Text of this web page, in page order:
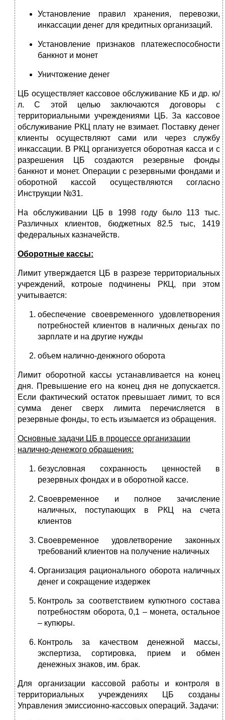
Установление правил хранения, перевозки,
инкассации денег для кредитных организаций.
Установление признаков платежеспособности
банкнот и монет
Уничтожение денег
ЦБ осуществляет кассовое обслуживание КБ и др. ю/
л. С этой целью заключаются договоры с
территориальными учреждениями ЦБ. За кассовое
обслуживание РКЦ плату не взимает. Поставку денег
клиенты осуществляют сами или через службу
инкассации. В РКЦ организуется оборотная касса и с
разрешения ЦБ создаются резервные фонды
банкнот и монет. Операции с резервными фондами и
оборотной кассой осуществляются согласно
Инструкции №31.
На обслуживании ЦБ в 1998 году было 113 тыс.
Различных клиентов, бюджетных 82.5 тыс, 1419
федеральных казначейств.
Оборотные кассы:
Лимит утверждается ЦБ в разрезе территориальных
учреждений, котроые подчинены РКЦ, при этом
учитывается:
обеспечение своевременного удовлетворения
потребностей клиентов в наличных деньгах по
зарплате и на другие нужды
объем налично-денжного оборота
Лимит оборотной кассы устанавливается на конец
дня. Превышение его на конец дня не допускается.
Если фактический остаток превышает лимит, то вся
сумма денег сверх лимита перечисляется в
резервные фонды, то есть изымается из обращения.
Основные задачи ЦБ в процессе организации
налично-денежого обращения:
безусловная сохранность ценностей в
резервных фондах и в оборотной кассе.
Своевременное и полное зачисление
наличных, поступающих в РКЦ на счета
клиентов
Своевременное удовлетворение законных
требований клиентов на получение наличных
Организация рационального оборота наличных
денег и сокращение издержек
Контроль за соответствием купютного состава
потребностям оборота, 0,1 – монета, остальное
– купюры.
Контроль за качеством денежной массы,
экспертиза, сортировка, прием и обмен
денежных знаков, им. брак.
Для организации кассовой работы и контроля в
территориальных учреждениях ЦБ созданы
Управления эмиссионно-кассовых операций. Задачи: